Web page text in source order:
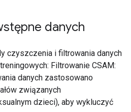
danych
czyszczenia i filtrowania danych
Filtrowanie CSAM:
danych zastosowano
związanych
dzieci), aby wykluczyć